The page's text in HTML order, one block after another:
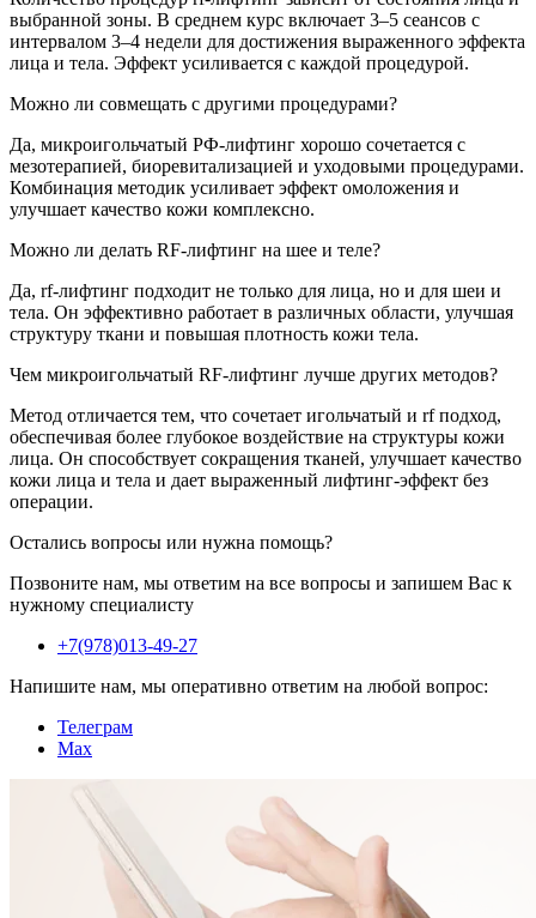
выбранной зоны. В среднем курс включает 3–5 сеансов с
интервалом 3–4 недели для достижения выраженного эффекта
лица и тела. Эффект усиливается с каждой процедурой.
Можно ли совмещать с другими процедурами?
Да, микроигольчатый РФ-лифтинг хорошо сочетается с
мезотерапией, биоревитализацией и уходовыми процедурами.
Комбинация методик усиливает эффект омоложения и
улучшает качество кожи комплексно.
Можно ли делать RF-лифтинг на шее и теле?
Да, rf-лифтинг подходит не только для лица, но и для шеи и
тела. Он эффективно работает в различных области, улучшая
структуру ткани и повышая плотность кожи тела.
Чем микроигольчатый RF-лифтинг лучше других методов?
Метод отличается тем, что сочетает игольчатый и rf подход,
обеспечивая более глубокое воздействие на структуры кожи
лица. Он способствует сокращения тканей, улучшает качество
кожи лица и тела и дает выраженный лифтинг-эффект без
операции.
Остались вопросы или нужна помощь?
Позвоните нам, мы ответим на все вопросы и запишем Вас к
нужному специалисту
+7(978)013-49-27
Напишите нам, мы оперативно ответим на любой вопрос:
Телеграм
Max